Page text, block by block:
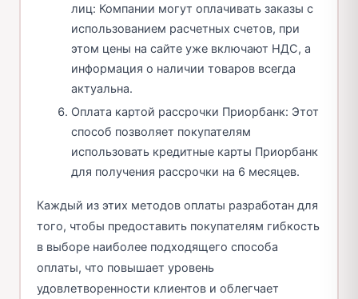
лиц: Компании могут оплачивать заказы с
использованием расчетных счетов, при
этом цены на сайте уже включают НДС, а
информация о наличии товаров всегда
актуальна.
Оплата картой рассрочки Приорбанк: Этот
способ позволяет покупателям
использовать кредитные карты Приорбанк
для получения рассрочки на 6 месяцев.
Каждый из этих методов оплаты разработан для
того, чтобы предоставить покупателям гибкость
в выборе наиболее подходящего способа
оплаты, что повышает уровень
удовлетворенности клиентов и облегчает